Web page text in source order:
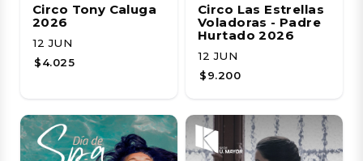
Circo Tony Caluga
2026
12 JUN
$4.025
Circo Las Estrellas
Voladoras - Padre
Hurtado 2026
12 JUN
$9.200